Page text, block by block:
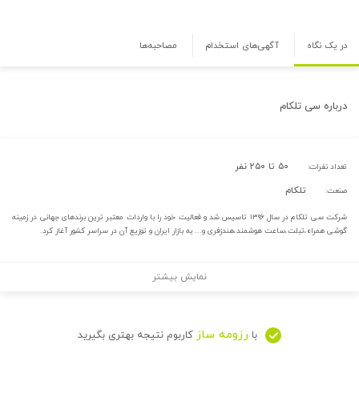
در یک نگاه آگهی‌های استخدام مصاحبه‌ها
درباره سی تلکام
تعداد نفرات: ۵۰ تا ۲۵۰ نفر
صنعت: تلکام
شرکت سی تلکام در سال ۱۳۹۶ تاسیس شد و فعالیت خود را با واردات معتبر ترین برندهای جهانی در زمینه
گوشی همراه،تبلت،ساعت هوشمند،هندزفری و... به بازار ایران و توزیع آن در سراسر کشور آغاز کرد.
نمایش بیشتر
با رزومه ساز کاربوم نتیجه بهتری بگیرید